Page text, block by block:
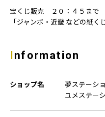
宝くじ販売 ２０：４５まで
「ジャンボ・近畿 などの紙く
Information
ショップ名
夢ステーシ
ユメステー